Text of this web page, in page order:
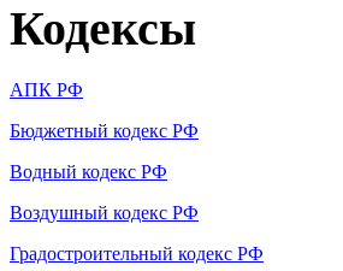
Кодексы
АПК РФ
Бюджетный кодекс РФ
Водный кодекс РФ
Воздушный кодекс РФ
Градостроительный кодекс РФ